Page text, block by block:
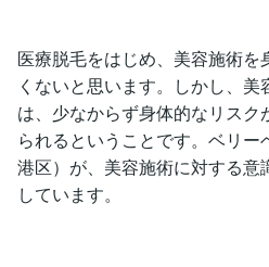
医療脱毛をはじめ、美容施術
くないと思います。しかし、
は、少なからず身体的なリス
られるということです。ベリ
港区）が、美容施術に対する意
しています。